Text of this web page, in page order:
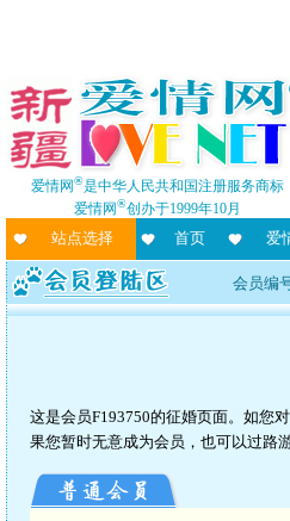
爱情网®是中华人民共和国注册服务商标
爱情网®创办于1999年10月
站点选择 首页 爱
会员编
这是会员F193750的征婚页面。如您
果您暂时无意成为会员，也可以过路